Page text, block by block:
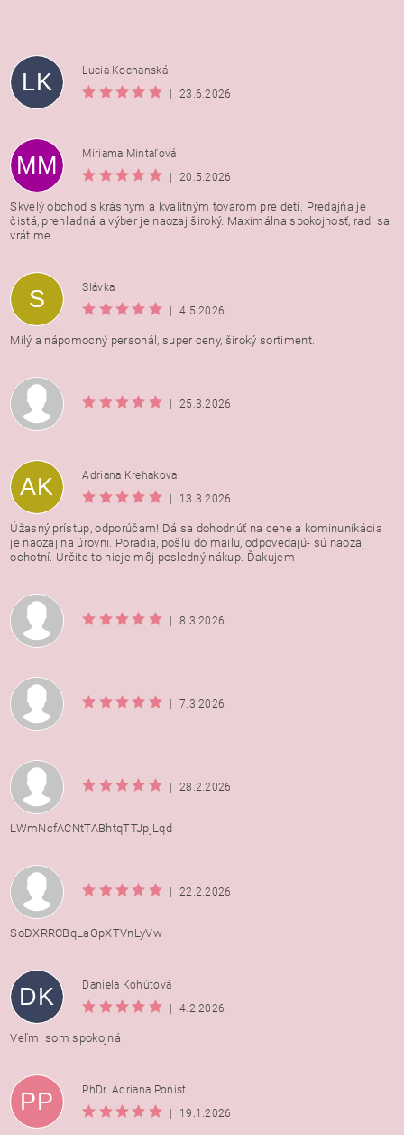
Vložením hodnotenie súhlasíte s
osobných údajov
LK
Lucia Kochanská
23.6.2026
MM
Miriama Mintaľová
20.5.2026
Skvelý obchod s krásnym a kvalitným tovarom pre deti. Predajňa je
čistá, prehľadná a výber je naozaj široký. Maximálna spokojnosť, radi sa
vrátime.
S
Slávka
4.5.2026
Milý a nápomocný personál, super ceny, široký sortiment.
25.3.2026
AK
Adriana Krehakova
13.3.2026
Úžasný prístup, odporúčam! Dá sa dohodnúť na cene a kominunikácia
je naozaj na úrovni. Poradia, pošlú do mailu, odpovedajú- sú naozaj
ochotní. Určite to nieje môj posledný nákup. Ďakujem
8.3.2026
7.3.2026
28.2.2026
LWmNcfACNtTABhtqTTJpjLqd
22.2.2026
SoDXRRCBqLaOpXTVnLyVw
DK
Daniela Kohútová
4.2.2026
Veľmi som spokojná
PP
PhDr. Adriana Ponist
19.1.2026